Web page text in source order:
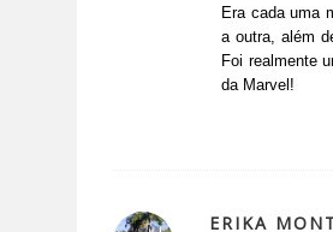
Era cada uma
a outra, além
Foi realmente
da Marvel!
ERIKA